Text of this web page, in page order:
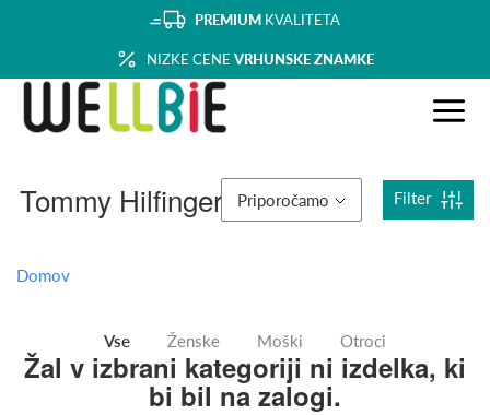
PREMIUM KVALITETA
NIZKE CENE VRHUNSKE ZNAMKE
Tommy Hilfinger Priporočamo Filter
Domov
Vse Ženske Moški Otroci
Žal v izbrani kategoriji ni izdelka, ki
bi bil na zalogi.